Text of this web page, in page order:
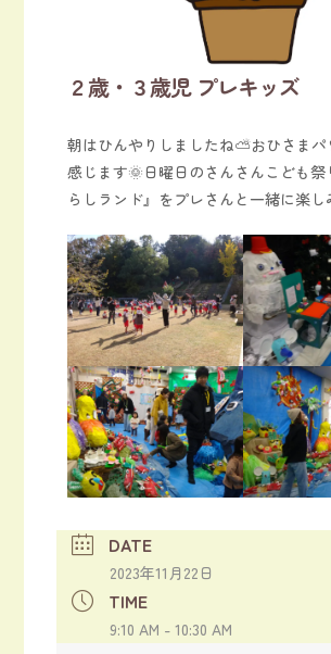
２歳・３歳児 プレキッズ
朝はひんやりしましたね⛅おひさま
感じます🌞日曜日のさんさんこども祭
らしランド』をプレさんと一緒に楽し
DATE
2023年11月22日
TIME
9:10 AM - 10:30 AM